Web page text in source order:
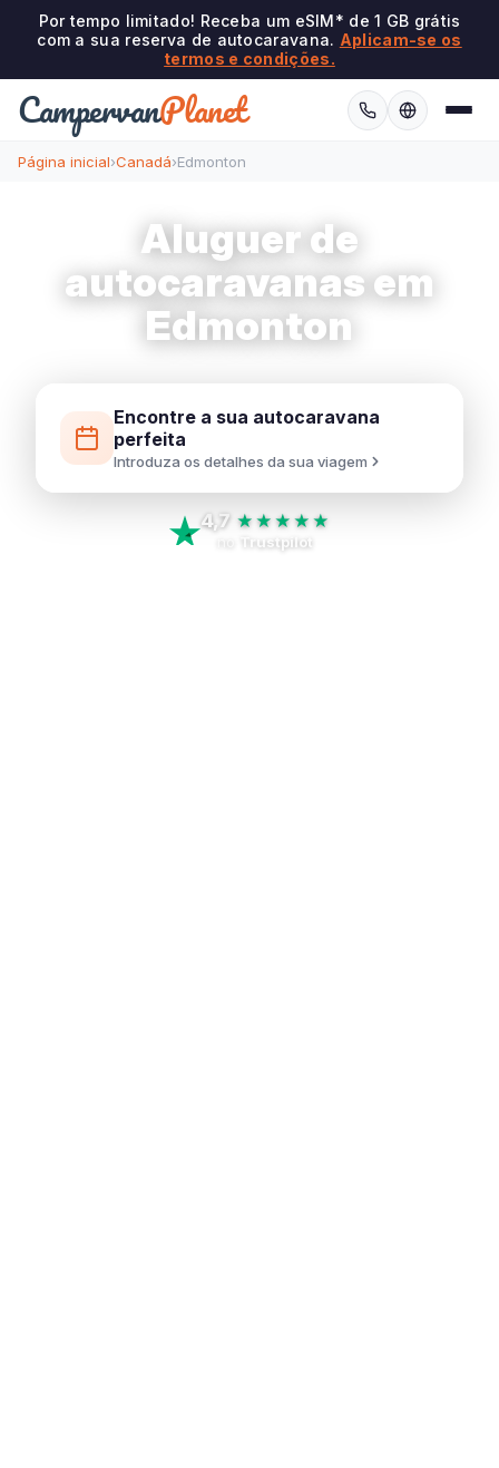
Por tempo limitado! Receba um eSIM* de 1 GB grátis
com a sua reserva de autocaravana. Aplicam-se os
termos e condições.
CampervanPlanet
Página inicial›Canadá›Edmonton
Aluguer de
autocaravanas em
Edmonton
Encontre a sua autocaravana
perfeita
Introduza os detalhes da sua viagem
4,7 ★★★★★
Trustpilot